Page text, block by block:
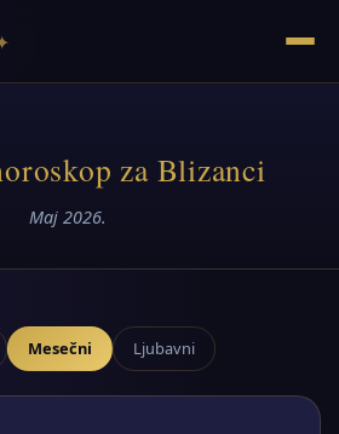
za Blizanci
Maj 2026.
Mesečni Ljubavni